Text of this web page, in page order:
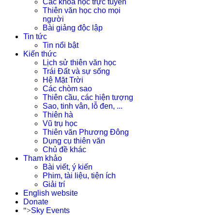
Các khóa học trực tuyến
Thiên văn học cho mọi
người
Bài giảng độc lập
Tin tức
Tin nổi bật
Kiến thức
Lịch sử thiên văn học
Trái Đất và sự sống
Hệ Mặt Trời
Các chòm sao
Thiên cầu, các hiện tượng
Sao, tinh vân, lỗ đen, ...
Thiên hà
Vũ trụ học
Thiên văn Phương Đông
Dụng cụ thiên văn
Chủ đề khác
Tham khảo
Bài viết, ý kiến
Phim, tài liệu, tiện ích
Giải trí
English website
Donate
">Sky Events